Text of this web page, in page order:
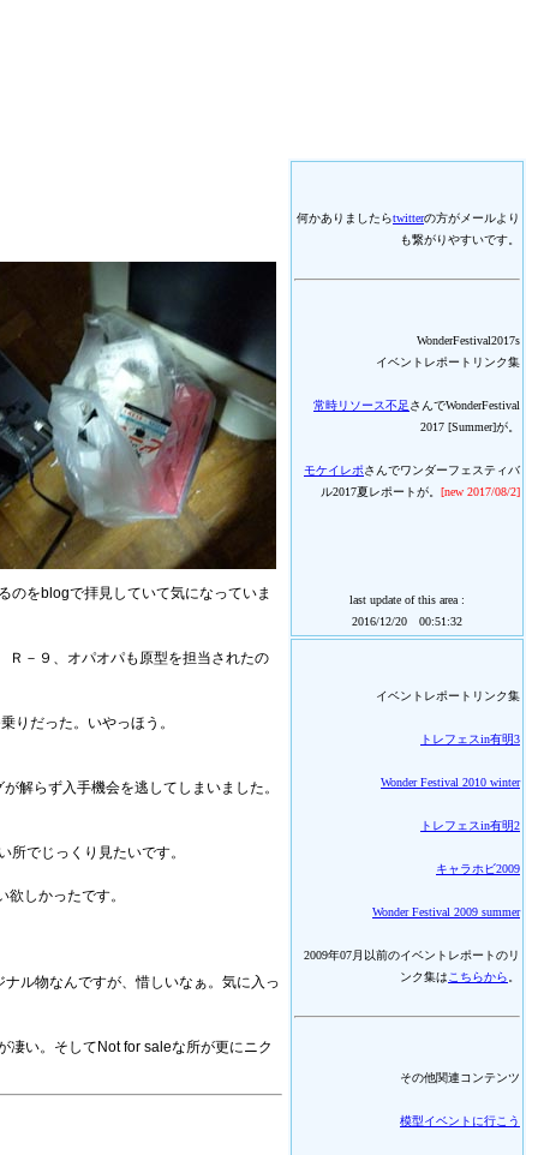
のをblogで拝見していて気になっていま
Ｒ－９、オパオパも原型を担当されたの
りだった。いやっほう。
解らず入手機会を逃してしまいました。
でじっくり見たいです。
しかったです。
ル物なんですが、惜しいなぁ。気に入っ
凄い。そしてNot for saleな所が更にニク
何かありましたらtwitterの方がメールより
も繋がりやすいです。
WonderFestival2017s
イベントレポートリンク集
常時リソース不足さんでWonderFestival
2017 [Summer]が。
モケイレポさんでワンダーフェスティバ
ル2017夏レポートが。 [new 2017/08/2]
last update of this area :
2016/12/20 00:51:32
イベントレポートリンク集
トレフェスin有明3
Wonder Festival 2010 winter
トレフェスin有明2
キャラホビ2009
Wonder Festival 2009 summer
2009年07月以前のイベントレポートのリ
ンク集は こちらから
その他関連コンテンツ
模型イベントに行こう